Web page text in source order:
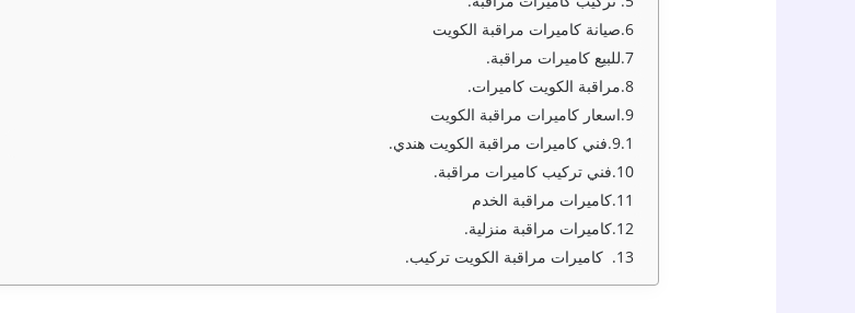
صيانة كاميرات مراقبة الكويت
للبيع كاميرات مراقبة.
مراقبة الكويت كاميرات.
اسعار كاميرات مراقبة الكويت
فني كاميرات مراقبة الكويت هندي.
فني تركيب كاميرات مراقبة.
كاميرات مراقبة الخدم
كاميرات مراقبة منزلية.
كاميرات مراقبة الكويت تركيب.